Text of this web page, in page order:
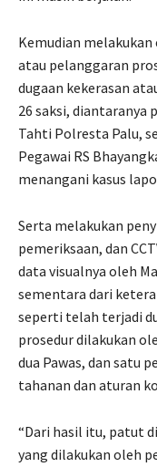
Kemudian melakukan
atau pelanggaran
dugaan kekerasan
26 saksi, diantaranya
Tahti Polresta Palu,
Pegawai RS
menangani kasus
Serta melakukan
pemeriksaan, dan
data visualnya oleh
sementara dari
seperti telah terjadi
prosedur dilakukan
dua Pawas, dan satu
tahanan dan aturan
“Dari hasil itu, patut
yang dilakukan oleh